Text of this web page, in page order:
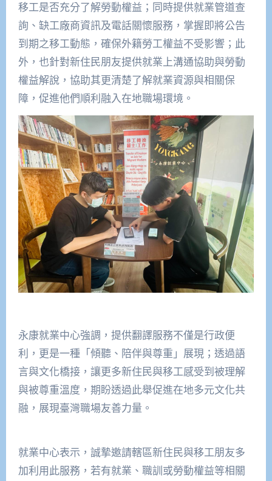
移工是否充分了解勞動權益；同時提供就業管道查
詢、缺工廠商資訊及電話關懷服務，掌握即將公告
到期之移工動態，確保外籍勞工權益不受影響；此
外，也針對新住民朋友提供就業上溝通協助與勞動
權益解說，協助其更清楚了解就業資源與相關保
障，促進他們順利融入在地職場環境。
永康就業中心強調，提供翻譯服務不僅是行政便
利，更是一種「傾聽、陪伴與尊重」展現；透過語
言與文化橋接，讓更多新住民與移工感受到被理解
與被尊重溫度，期盼透過此舉促進在地多元文化共
融，展現臺灣職場友善力量。
就業中心表示，誠摯邀請轄區新住民與移工朋友多
加利用此服務，若有就業、職訓或勞動權益等相關